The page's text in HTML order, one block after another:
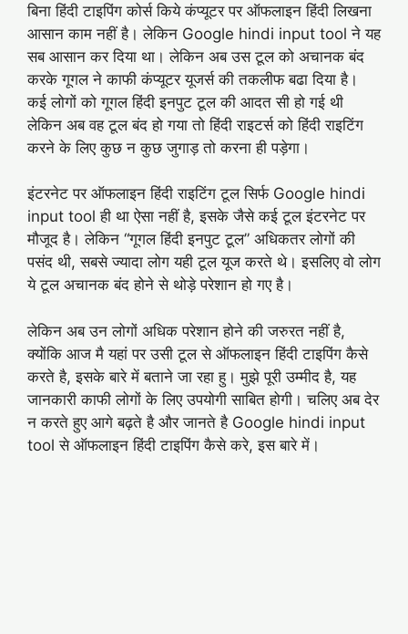
बिना हिंदी टाइपिंग कोर्स किये कंप्यूटर पर ऑफलाइन हिंदी लिखना
आसान काम नहीं है। लेकिन Google hindi input tool ने यह
सब आसान कर दिया था। लेकिन अब उस टूल को अचानक बंद
करके गूगल ने काफी कंप्यूटर यूजर्स की तकलीफ बढा दिया है।
कई लोगों को गूगल हिंदी इनपुट टूल की आदत सी हो गई थी
लेकिन अब वह टूल बंद हो गया तो हिंदी राइटर्स को हिंदी राइटिंग
करने के लिए कुछ न कुछ जुगाड़ तो करना ही पड़ेगा।
इंटरनेट पर ऑफलाइन हिंदी राइटिंग टूल सिर्फ Google hindi
input tool ही था ऐसा नहीं है, इसके जैसे कई टूल इंटरनेट पर
मौजूद है। लेकिन “गूगल हिंदी इनपुट टूल” अधिकतर लोगों की
पसंद थी, सबसे ज्यादा लोग यही टूल यूज करते थे। इसलिए वो लोग
ये टूल अचानक बंद होने से थोड़े परेशान हो गए है।
लेकिन अब उन लोगों अधिक परेशान होने की जरुरत नहीं है,
क्योंकि आज मै यहां पर उसी टूल से ऑफलाइन हिंदी टाइपिंग कैसे
करते है, इसके बारे में बताने जा रहा हु। मुझे पूरी उम्मीद है, यह
जानकारी काफी लोगों के लिए उपयोगी साबित होगी। चलिए अब देर
न करते हुए आगे बढ़ते है और जानते है Google hindi input
tool से ऑफलाइन हिंदी टाइपिंग कैसे करे, इस बारे में।